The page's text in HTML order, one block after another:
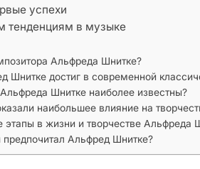
успехи
тенденциям в музыке
Альфреда Шнитке?
Шнитке достиг в современной
Шнитке наиболее известны?
наибольшее влияние на
этапы в жизни и творчестве Альфреда
Альфред Шнитке?